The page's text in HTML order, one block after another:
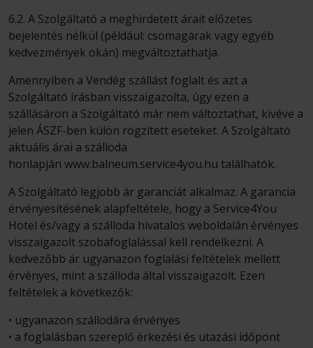
6.2. A Szolgáltató a meghirdetett árait előzetes
bejelentés nélkül (például: csomagárak vagy egyéb
kedvezmények okán) megváltoztathatja.
Amennyiben a Vendég szállást foglalt és azt a
Szolgáltató írásban visszaigazolta, úgy ezen a
szállásáron a Szolgáltató már nem változtathat, kivéve a
jelen ÁSZF-ben külön rögzített eseteket. A Szolgáltató
aktuális árai a szálloda
honlapján www.balneum.service4you.hu találhatók.
A Szolgáltató legjobb ár garanciát alkalmaz. A garancia
érvényesítésének alapfeltétele, hogy a Service4You
Hotel és/vagy a szálloda hivatalos weboldalán érvényes
visszaigazolt szobafoglalással kell rendelkezni. A
kedvezőbb ár ugyanazon foglalási feltételek mellett
érvényes, mint a szálloda által visszaigazolt. Ezen
feltételek a következők:
• ugyanazon szállodára érvényes
• a foglalásban szereplő érkezési és utazási időpont